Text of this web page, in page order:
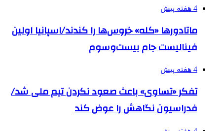
4 هفته پیش
ماتادورها «کله» خروس‌ها را کندند/اسپانیا اولین
فینالیست جام بیست‌وسوم
4 هفته پیش
تفکر «تساوی» باعث صعود نکردن تیم ملی شد/
فدراسیون نگاهش را عوض کند